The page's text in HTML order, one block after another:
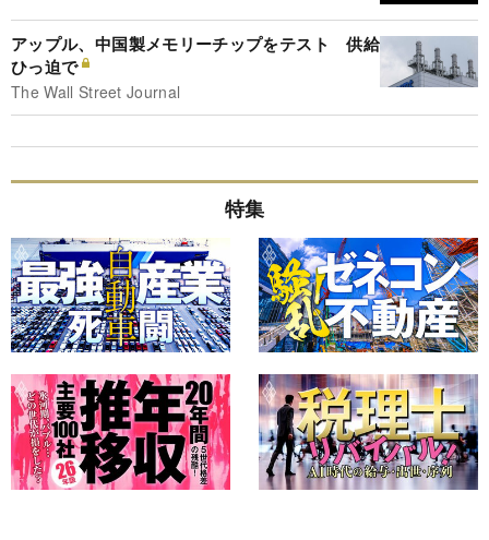
アップル、中国製メモリーチップをテスト 供給
ひっ迫で
The Wall Street Journal
特集